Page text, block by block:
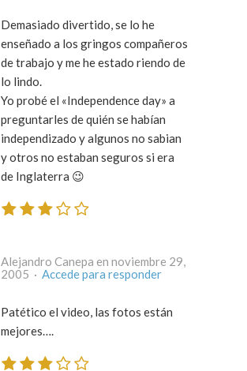
Demasiado divertido, se lo he
enseñado a los gringos compañeros
de trabajo y me he estado riendo de
lo lindo.
Yo probé el «Independence day» a
preguntarles de quién se habían
independizado y algunos no sabian
y otros no estaban seguros si era
de Inglaterra 😉
Alejandro Canepa en noviembre 29,
2005 · Accede para responder
Patético el video, las fotos están
mejores….